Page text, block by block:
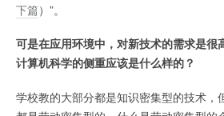
下篇）”。
可是在应用环境中，对新技术的需求是很
计算机科学的侧重应该是什么样的？
学校教的大部分都是知识密集型的技术，